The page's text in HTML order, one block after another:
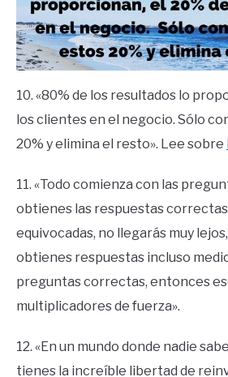
10. «80% de los resultados lo
los clientes en el negocio. Sólo
20% y elimina el resto». Lee sobre
11. «Todo comienza con las
obtienes las respuestas
equivocadas, no llegarás muy
obtienes respuestas incluso
preguntas correctas, entonces
multiplicadores de fuerza».
12. «En un mundo donde nadie
tienes la increíble libertad de